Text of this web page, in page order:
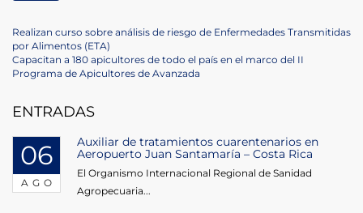
Navegación
de
Previous
Post
Realizan curso sobre análisis de riesgo de Enfermedades Transmitidas
por Alimentos (ETA)
Next
Post
Capacitan a 180 apicultores de todo el país en el marco del II
Programa de Apicultores de Avanzada
ENTRADAS
06
AGO
Auxiliar de tratamientos cuarentenarios en
Aeropuerto Juan Santamaría – Costa Rica
El Organismo Internacional Regional de Sanidad
Agropecuaria...